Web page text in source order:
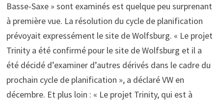
Basse-Saxe » sont examinés est quelque peu surprenant
à première vue. La résolution du cycle de planification
prévoyait expressément le site de Wolfsburg. « Le projet
Trinity a été confirmé pour le site de Wolfsburg et il a
été décidé d’examiner d’autres dérivés dans le cadre du
prochain cycle de planification », a déclaré VW en
décembre. Et plus loin : « Le projet Trinity, qui est à